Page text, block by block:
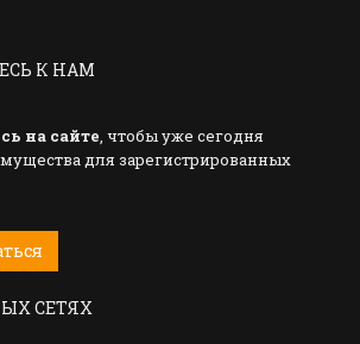
К НАМ
на сайте, чтобы уже сегодня
для зарегистрированных
СЕТЯХ